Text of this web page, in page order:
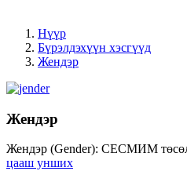
Нүүр
Бүрэлдэхүүн хэсгүүд
Жендэр
Жендэр
Жендэр (Gender): СЕСМИМ төсөл
цааш унших